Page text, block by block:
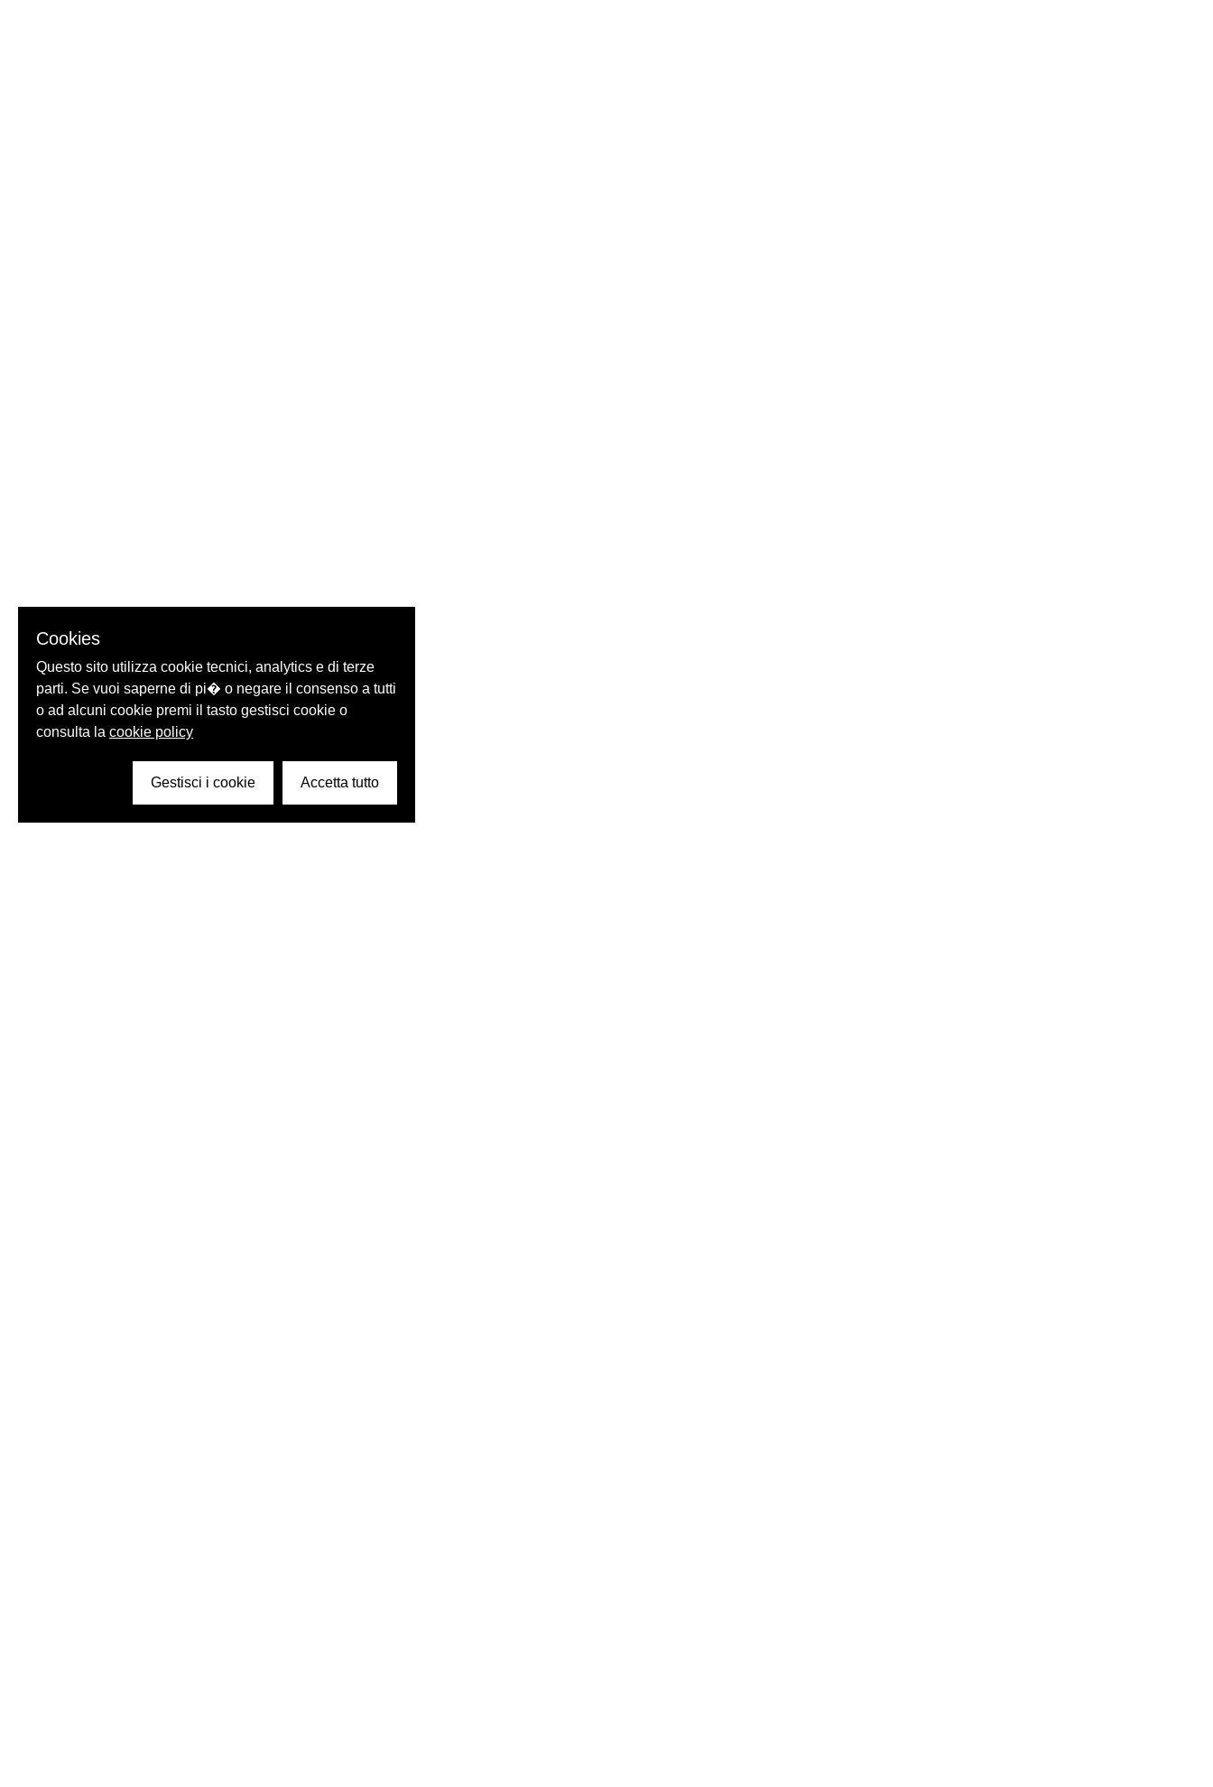
Cookies
Questo sito utilizza cookie tecnici, analytics e di terze
parti. Se vuoi saperne di pi� o negare il consenso a tutti
o ad alcuni cookie premi il tasto gestisci cookie o
consulta la cookie policy
Gestisci i cookie Accetta tutto